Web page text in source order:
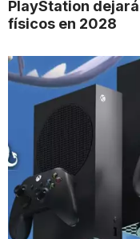
PlayStation
físicos en 2028